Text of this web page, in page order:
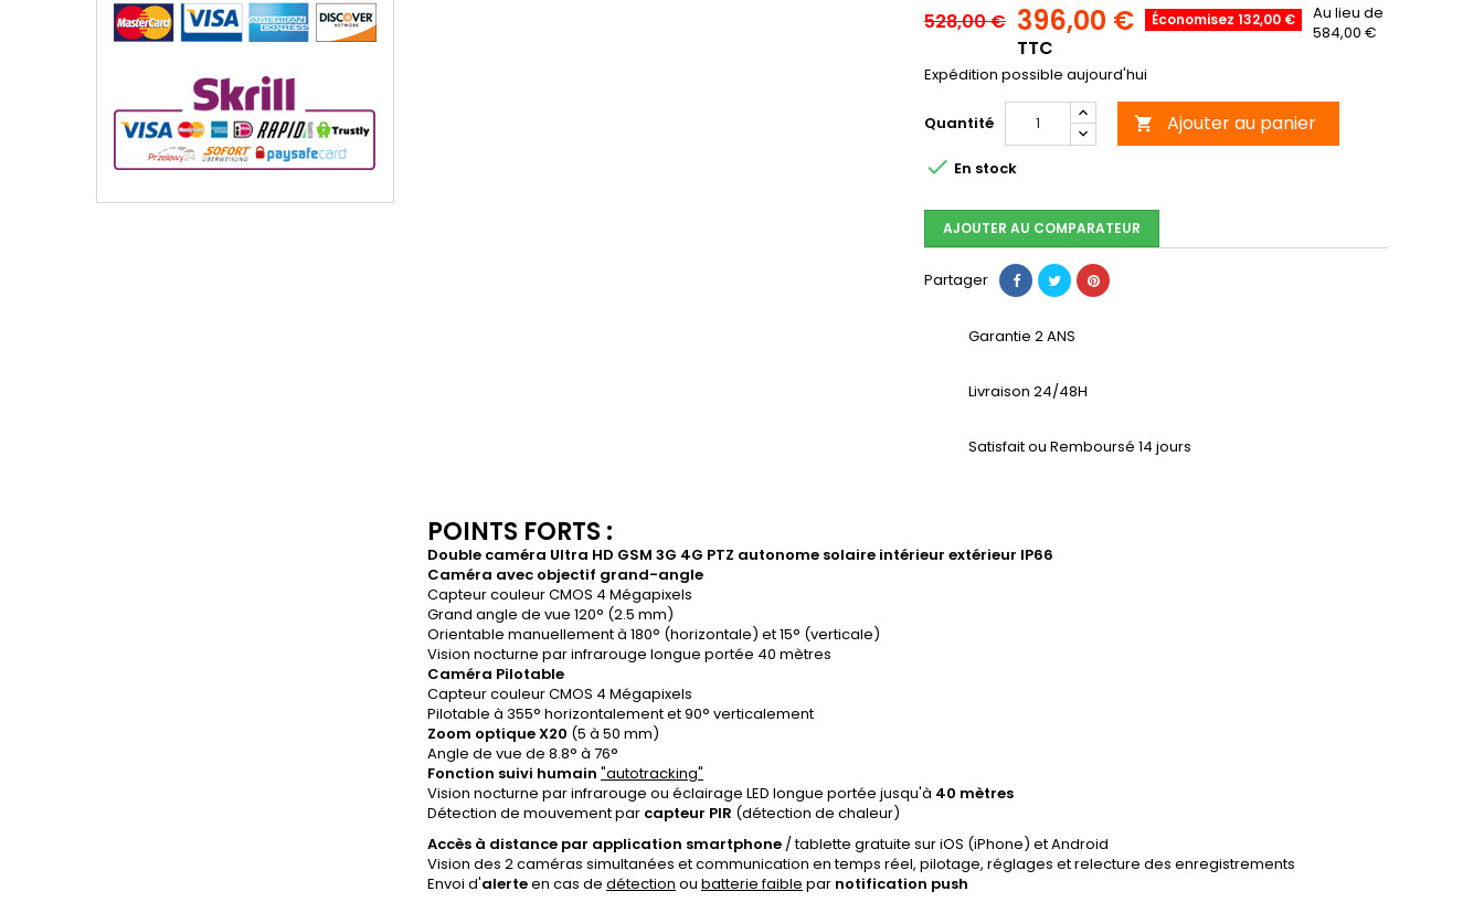
528,00 € 396,00 € Économisez 132,00 €
TTC
Au lieu de
584,00 €
Expédition possible aujourd'hui
Quantité  Ajouter au panier
 En stock
AJOUTER AU COMPARATEUR
Partager
Garantie 2 ANS
Livraison 24/48H
Satisfait ou Remboursé 14 jours
POINTS FORTS :
Double caméra Ultra HD GSM 3G 4G PTZ autonome solaire intérieur extérieur IP66
Caméra avec objectif grand-angle
Capteur couleur CMOS 4 Mégapixels
Grand angle de vue 120° (2.5 mm)
Orientable manuellement à 180° (horizontale) et 15° (verticale)
Vision nocturne par infrarouge longue portée 40 mètres
Caméra Pilotable
Capteur couleur CMOS 4 Mégapixels
Pilotable à 355° horizontalement et 90° verticalement
Zoom optique X20 (5 à 50 mm)
Angle de vue de 8.8° à 76°
Fonction suivi humain "autotracking"
Vision nocturne par infrarouge ou éclairage LED longue portée jusqu'à 40 mètres
Détection de mouvement par capteur PIR (détection de chaleur)
Accès à distance par application smartphone / tablette gratuite sur iOS (iPhone) et Android
Vision des 2 caméras simultanées et communication en temps réel, pilotage, réglages et relecture des enregistrements
Envoi d'alerteen cas de détection ou batterie faible par notification push